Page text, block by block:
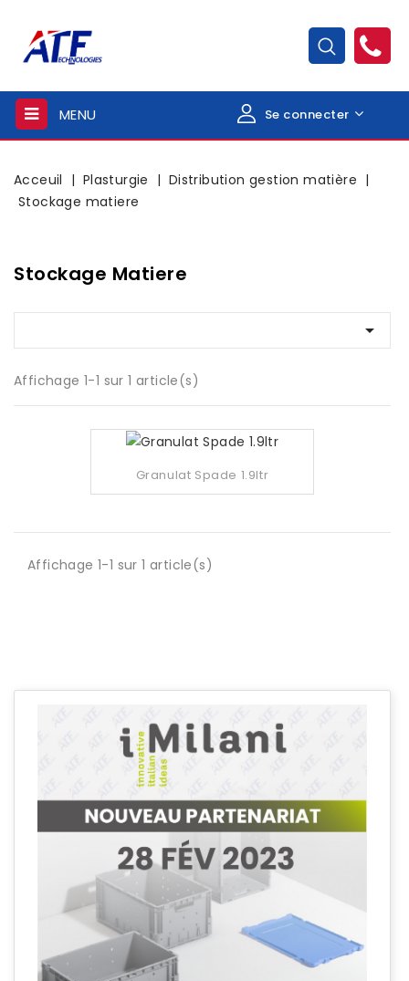
MENU Se connecter
Acceuil Plasturgie
Distribution gestion matière
Stockage matiere
Stockage Matiere

Affichage 1-1 sur 1 article(s)
Granulat Spade 1.9ltr
Affichage 1-1 sur 1 article(s)